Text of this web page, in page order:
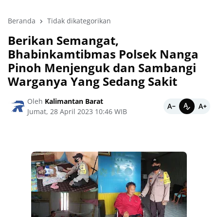
Beranda Tidak dikategorikan
Berikan Semangat,
Bhabinkamtibmas Polsek Nanga
Pinoh Menjenguk dan Sambangi
Warganya Yang Sedang Sakit
Oleh Kalimantan Barat
Jumat, 28 April 2023 10:46 WIB